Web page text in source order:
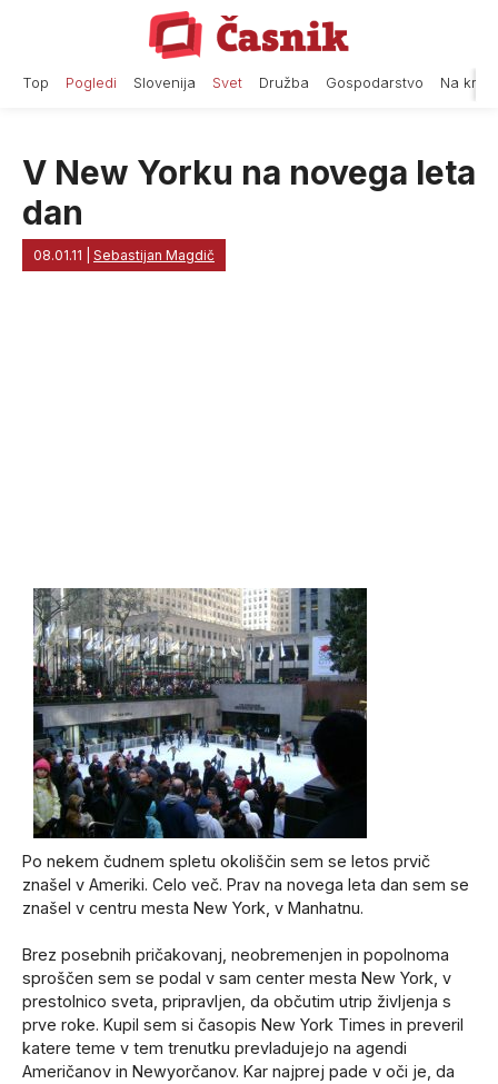
Top Pogledi Slovenija Svet Družba Gospodarstvo Na
V New Yorku na novega leta
dan
08.01.11 Sebastijan Magdič
Po nekem čudnem spletu okoliščin sem se letos prvič
znašel v Ameriki. Celo več. Prav na novega leta dan sem se
znašel v centru mesta New York, v Manhatnu.
Brez posebnih pričakovanj, neobremenjen in popolnoma
sproščen sem se podal v sam center mesta New York, v
prestolnico sveta, pripravljen, da občutim utrip življenja s
prve roke. Kupil sem si časopis New York Times in preveril
katere teme v tem trenutku prevladujejo na agendi
Američanov in Newyorčanov. Kar najprej pade v oči je, da